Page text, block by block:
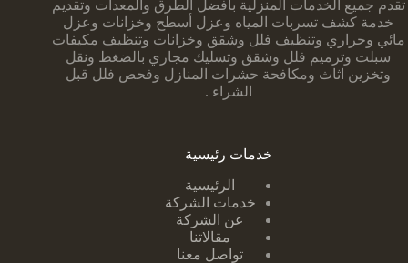
تقدم جميع الخدمات المنزلية بأفضل الطرق والمعدات وتقديم
خدمة كشف تسربات المياه وعزل أسطح وخزانات وعزل
مائي وحراري وتنظيف فلل وشقق وخزانات وتنظيف مكيفات
سبلت وترميم فلل وشقق وتسليك مجاري بالضغط ونقل
وتخزين اثاث ومكافحة حشرات المنازل وفحص فلل قبل
الشراء .
خدمات رئيسية
الرئيسية
خدمات الشركة
عن الشركة
مقالاتنا
تواصل معنا